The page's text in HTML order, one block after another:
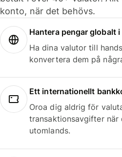
konto, när det behövs.
Hantera pengar globalt
Ha dina valutor till
konvertera dem på
Ett internationellt
Oroa dig aldrig för
transaktionsavgifter när
utomlands.